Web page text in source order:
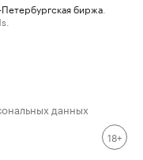
биржа
данных
18+